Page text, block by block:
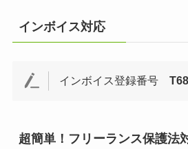
インボイス対応
インボイス登録番号
超簡単！フリーランス保護法